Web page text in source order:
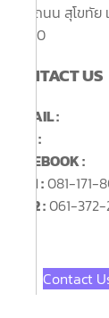
503 ถนน สุโขทั
10300
CONTACT US
E-MAIL :
LINE :
FACEBOOK :
TEL 1 :081-171-
TEL 2 :061-372-
Contact